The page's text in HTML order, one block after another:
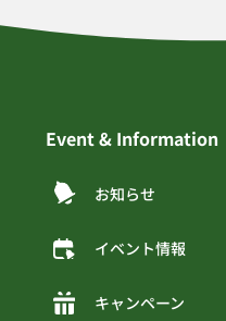
Event & Information
お知らせ
イベント情報
キャンペーン